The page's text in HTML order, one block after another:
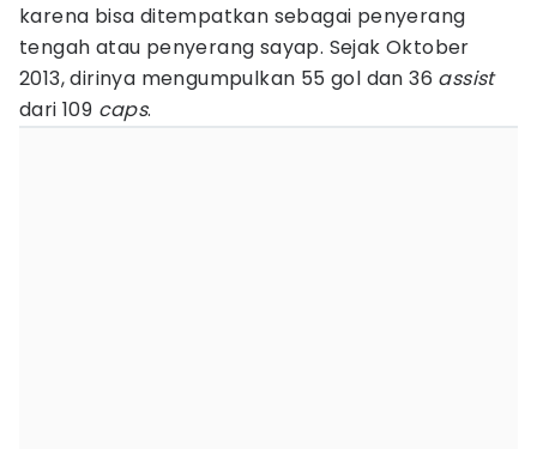
karena bisa ditempatkan sebagai penyerang
tengah atau penyerang sayap. Sejak Oktober
2013, dirinya mengumpulkan 55 gol dan 36 assist
dari 109 caps.